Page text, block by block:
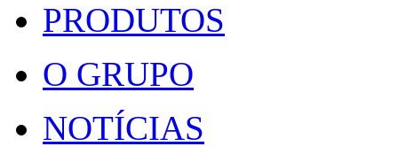
PRODUTOS
O GRUPO
NOTÍCIAS